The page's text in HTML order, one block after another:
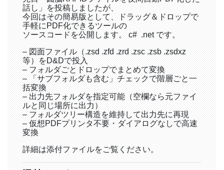
話し」を投稿しましたが、
今回はその簡易版として、ドラッグ＆ドロップで
手軽にPDF化できるツールの
ソースコードを公開します。 c# .net です。
– 図面ファイル（.zsd .zfd .zrd .zsc .zsb .zsdxz
等）をD&Dで投入
– フォルダごとドロップでまとめて変換
– 「サブフォルダも含む」チェックで階層ごと一
括変換
– 出力先フォルダを指定可能（空欄なら元ファイ
ルと同じ場所に出力）
– フォルダツリー構造を維持して出力先に再現
– 仮想PDFプリンタ不要・ダイアログなしで高速
変換
詳細は添付ファイルをご覧ください。